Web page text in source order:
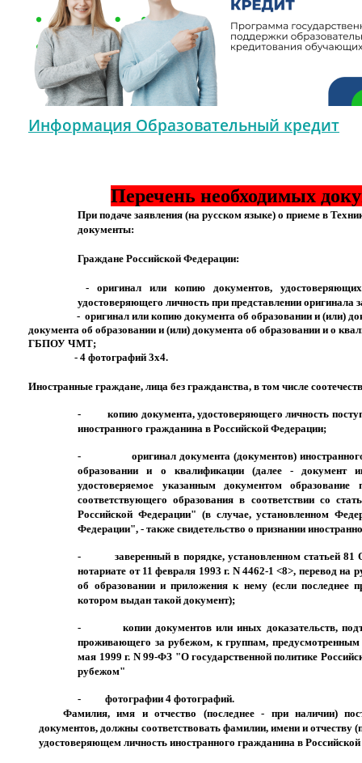
Информация Образовательный кредит
Перечень необходимых
При подаче заявления (на русском языке) о приеме в
документы:
Граждане Российской Федерации:
-оригинал или копию документов,
удостоверяющего личность при представлении
- оригинал или копию документа об образовании и (или)
документа об образовании и (или) документа об образовании и о
ГБПОУ ЧМТ;
- 4 фотографий 3х4.
Иностранные граждане, лица без гражданства, в том числе
-
копию документа, удостоверяющего личность
иностранного гражданина в Российской Федерации;
-
оригинал документа (документов)
образовании и о квалификации (далее - документ
удостоверяемое указанным документом
соответствующего образования в соответствии со
Российской Федерации" (в случае, установленном
Федерации", - также свидетельство о признании
-
заверенный в порядке, установленном статьей
нотариате от 11 февраля 1993 г. N 4462-1 <8>, перевод на
об образовании и приложения к нему (если последнее
котором выдан такой документ);
-
копии документов или иных доказательств,
проживающего за рубежом, к группам,
мая 1999 г. N 99-ФЗ "О государственной политике
рубежом"
-
фотографии 4 фотографий.
Фамилия, имя и отчество (последнее - при наличии)
документов, должны соответствовать фамилии, имени и отчеству
удостоверяющем личность иностранного гражданина в